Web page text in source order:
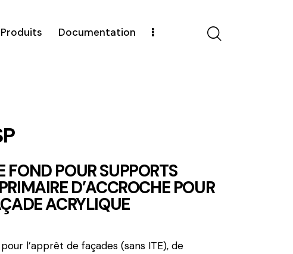
Produits Documentation
FOND POUR SUPPORTS
D’ACCROCHE POUR
ACRYLIQUE
l’apprêt de façades (sans ITE), de